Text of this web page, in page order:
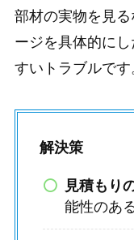
部材の実物を見
ージを具体的に
すいトラブルです
解決策
見積もり
能性のあ